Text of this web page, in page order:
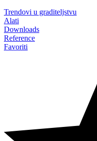
Trendovi u graditeljstvu
Alati
Downloads
Reference
Favoriti